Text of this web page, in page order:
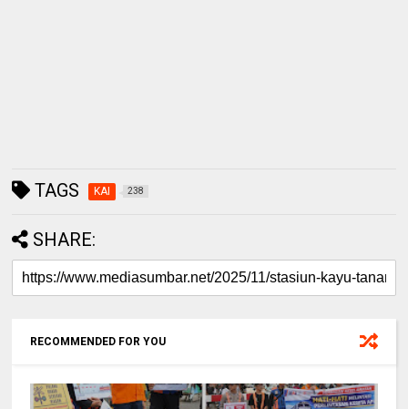
TAGS KAI 238
SHARE:
RECOMMENDED FOR YOU